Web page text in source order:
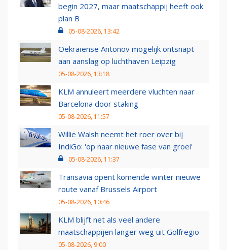
begin 2027, maar maatschappij heeft ook
plan B
05-08-2026, 13:42
Oekraïense Antonov mogelijk ontsnapt
aan aanslag op luchthaven Leipzig
05-08-2026, 13:18
KLM annuleert meerdere vluchten naar
Barcelona door staking
05-08-2026, 11:57
Willie Walsh neemt het roer over bij
IndiGo: 'op naar nieuwe fase van groei'
05-08-2026, 11:37
Transavia opent komende winter nieuwe
route vanaf Brussels Airport
05-08-2026, 10:46
KLM blijft net als veel andere
maatschappijen langer weg uit Golfregio
05-08-2026, 9:00